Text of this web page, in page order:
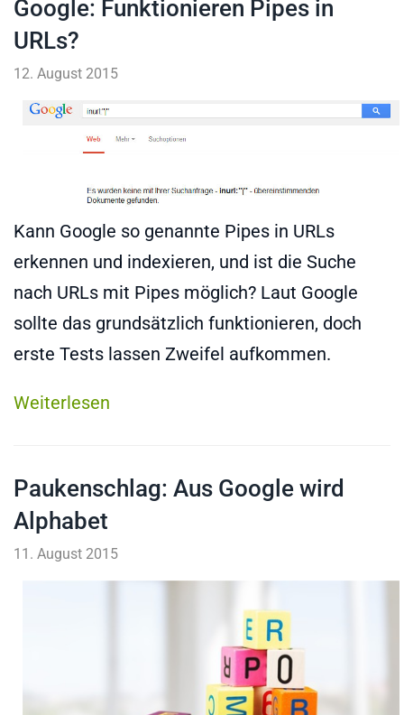
Google: Funktionieren Pipes in
URLs?
12. August 2015
Kann Google so genannte Pipes in URLs
erkennen und indexieren, und ist die Suche
nach URLs mit Pipes möglich? Laut Google
sollte das grundsätzlich funktionieren, doch
erste Tests lassen Zweifel aufkommen.
Weiterlesen
Paukenschlag: Aus Google wird
Alphabet
11. August 2015